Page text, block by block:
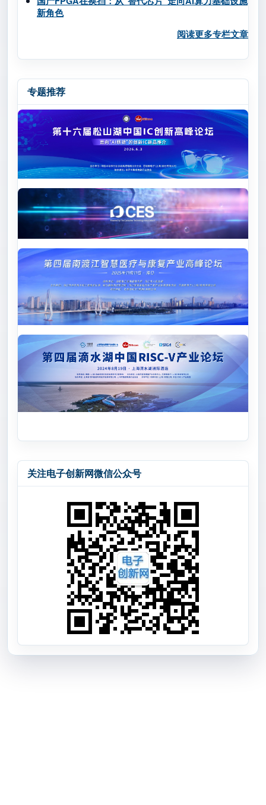
新角色
阅读更多专栏文章
专题推荐
关注电子创新网微信公众号